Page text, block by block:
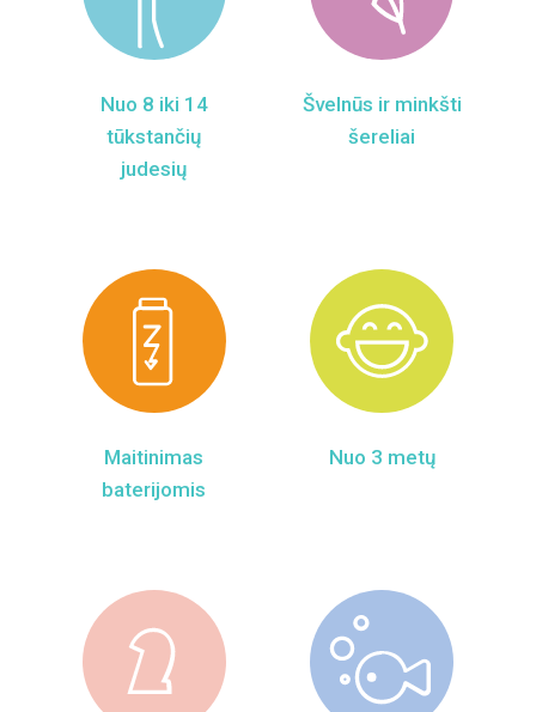
Nuo 8 iki 14
tūkstančių
judesių
Švelnūs ir minkšti
šereliai
Maitinimas
baterijomis
Nuo 3 metų